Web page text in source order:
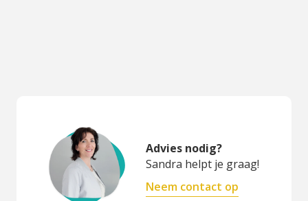
Advies nodig?
Sandra helpt je graag!
Neem contact op